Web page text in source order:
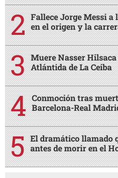
Fallece Jorge Messi a
en el origen y la
Muere Nasser
Atlántida de La Ceiba
Conmoción tras
Barcelona-Real
El dramático llamado
antes de morir en el